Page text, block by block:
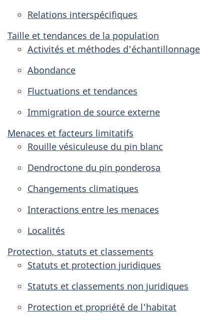
Relations interspécifiques
Taille et tendances de la population
Activités et méthodes d'échantillonnage
Abondance
Fluctuations et tendances
Immigration de source externe
Menaces et facteurs limitatifs
Rouille vésiculeuse du pin blanc
Dendroctone du pin ponderosa
Changements climatiques
Interactions entre les menaces
Localités
Protection, statuts et classements
Statuts et protection juridiques
Statuts et classements non juridiques
Protection et propriété de l'habitat